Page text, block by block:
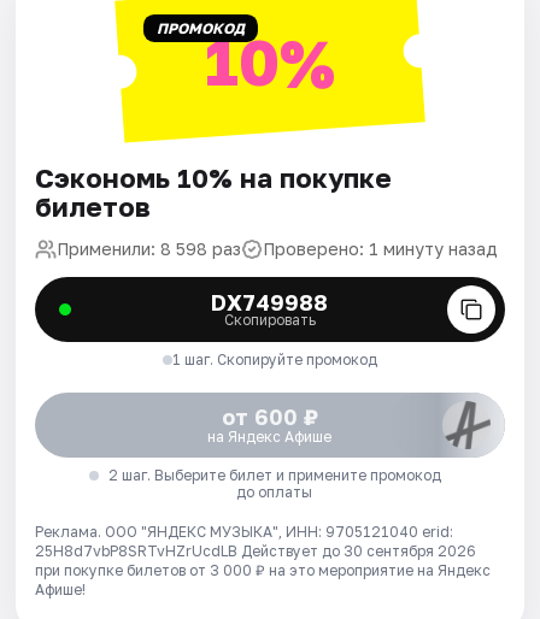
ПРОМОКОД10%
Сэкономь 10% на покупке
билетов
Применили: 8 598 раз Проверено: 1 минуту назад
DX749988
Скопировать
1 шаг. Скопируйте промокод
от 600 ₽
на Яндекс Афише
2 шаг. Выберите билет и примените промокод
до оплаты
Реклама. ООО "ЯНДЕКС МУЗЫКА", ИНН: 9705121040 erid:
25H8d7vbP8SRTvHZrUcdLB Действует до 30 сентября 2026
при покупке билетов от 3 000 ₽ на это мероприятие на Яндекс
Афише!